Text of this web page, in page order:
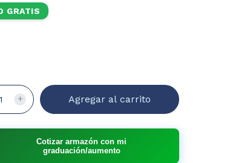
GRATIS
Cotizar armazón con mi
graduación/aumento